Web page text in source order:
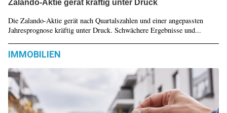
Zalando-Aktie gerät kräftig unter Druck
Die Zalando-Aktie gerät nach Quartalszahlen und einer angepassten
Jahresprognose kräftig unter Druck. Schwächere Ergebnisse und...
IMMOBILIEN